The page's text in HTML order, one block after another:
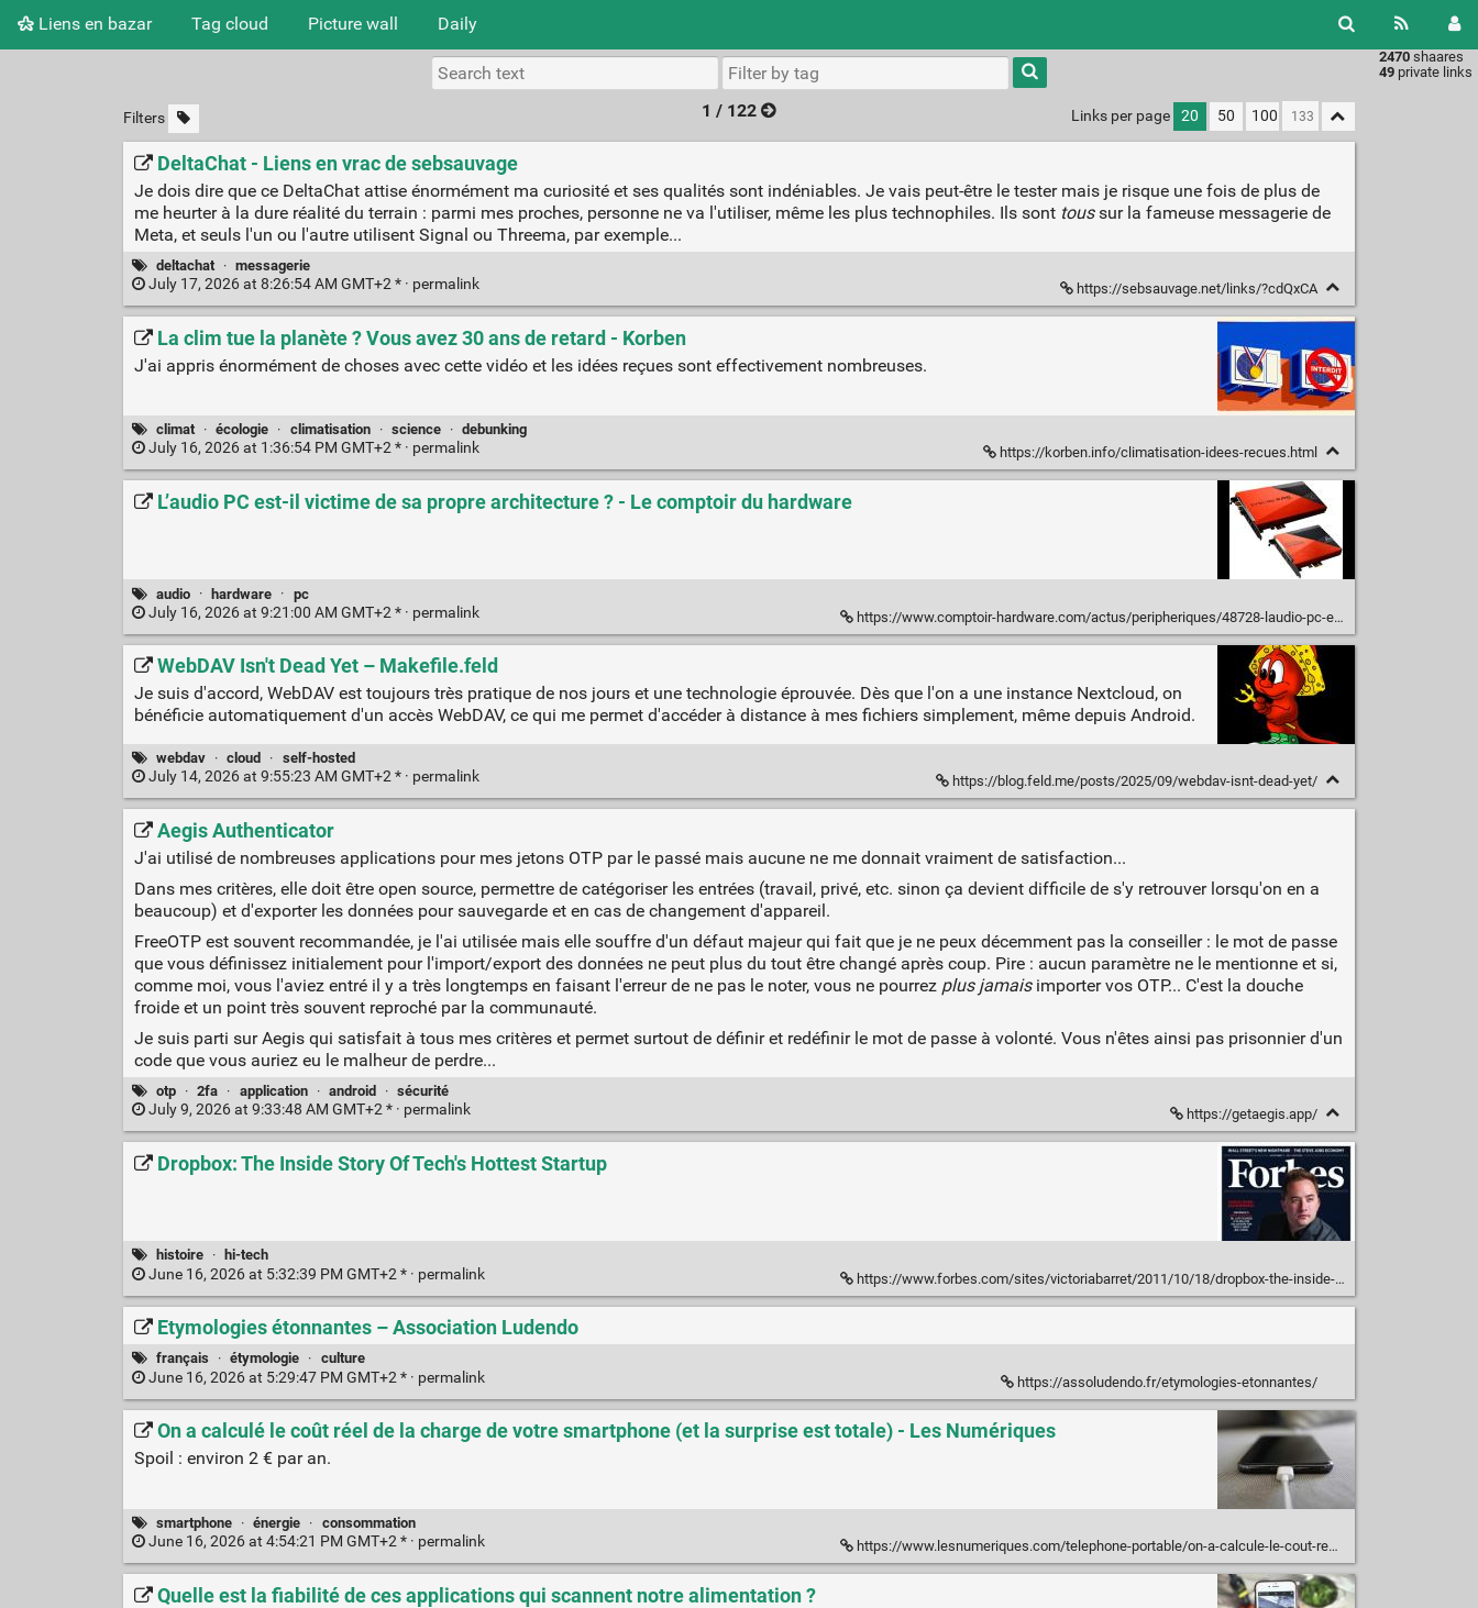
Liens en bazar Tag cloud Picture wall Daily
2470 shaares
49 private links
Filters 1 / 122 Links per page 20 50 100
DeltaChat - Liens en vrac de sebsauvage
Je dois dire que ce DeltaChat attise énormément ma curiosité et ses qualités sont indéniables. Je vais peut-être le tester mais je risque une fois de plus de
me heurter à la dure réalité du terrain : parmi mes proches, personne ne va l'utiliser, même les plus technophiles. Ils sont toussur la fameuse messagerie de
Meta, et seuls l'un ou l'autre utilisent Signal ou Threema, par exemple...
deltachat · messagerie
July 17, 2026 at 8:26:54 AM GMT+2 * · permalink https://sebsauvage.net/links/?cdQxCA
La clim tue la planète ? Vous avez 30 ans de retard - Korben
J'ai appris énormément de choses avec cette vidéo et les idées reçues sont effectivement nombreuses.
climat · écologie · climatisation · science · debunking
July 16, 2026 at 1:36:54 PM GMT+2 * · permalink https://korben.info/climatisation-idees-recues.html
L’audio PC est-il victime de sa propre architecture ? - Le comptoir du hardware
audio · hardware · pc
July 16, 2026 at 9:21:00 AM GMT+2 * · permalink https://www.comptoir-hardware.com/actus/peripheriques/48728-laudio-pc-est-il-victime-de-sa-propre-architecture-.html
WebDAV Isn't Dead Yet – Makefile.feld
Je suis d'accord, WebDAV est toujours très pratique de nos jours et une technologie éprouvée. Dès que l'on a une instance Nextcloud, on
bénéficie automatiquement d'un accès WebDAV, ce qui me permet d'accéder à distance à mes fichiers simplement, même depuis Android.
webdav · cloud · self-hosted
July 14, 2026 at 9:55:23 AM GMT+2 * · permalink https://blog.feld.me/posts/2025/09/webdav-isnt-dead-yet/
Aegis Authenticator
J'ai utilisé de nombreuses applications pour mes jetons OTP par le passé mais aucune ne me donnait vraiment de satisfaction...
Dans mes critères, elle doit être open source, permettre de catégoriser les entrées (travail, privé, etc. sinon ça devient difficile de s'y retrouver lorsqu'on en a
beaucoup) et d'exporter les données pour sauvegarde et en cas de changement d'appareil.
FreeOTP est souvent recommandée, je l'ai utilisée mais elle souffre d'un défaut majeur qui fait que je ne peux décemment pas la conseiller : le mot de passe
que vous définissez initialement pour l'import/export des données ne peut plus du tout être changé après coup. Pire : aucun paramètre ne le mentionne et si,
comme moi, vous l'aviez entré il y a très longtemps en faisant l'erreur de ne pas le noter, vous ne pourrez plus jamaisimporter vos OTP... C'est la douche
froide et un point très souvent reproché par la communauté.
Je suis parti sur Aegis qui satisfait à tous mes critères et permet surtout de définir et redéfinir le mot de passe à volonté. Vous n'êtes ainsi pas prisonnier d'un
code que vous auriez eu le malheur de perdre...
otp · 2fa · application · android · sécurité
July 9, 2026 at 9:33:48 AM GMT+2 * · permalink https://getaegis.app/
Dropbox: The Inside Story Of Tech's Hottest Startup
histoire · hi-tech
June 16, 2026 at 5:32:39 PM GMT+2 * · permalink https://www.forbes.com/sites/victoriabarret/2011/10/18/dropbox-the-inside-story-of-techs-hottest-startup/?sh=2a3171ac6437
Etymologies étonnantes – Association Ludendo
français · étymologie · culture
June 16, 2026 at 5:29:47 PM GMT+2 * · permalink https://assoludendo.fr/etymologies-etonnantes/
On a calculé le coût réel de la charge de votre smartphone (et la surprise est totale) - Les Numériques
Spoil : environ 2 € par an.
smartphone · énergie · consommation
June 16, 2026 at 4:54:21 PM GMT+2 * · permalink https://www.lesnumeriques.com/telephone-portable/on-a-calcule-le-cout-reel-de-la-charge-de-votre-smartphone-et-la-surprise-est-totale-n236828.html
Quelle est la fiabilité de ces applications qui scannent notre alimentation ?